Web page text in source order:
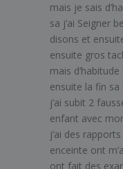
mais je sais
sa j’ai Seigner
disons et
ensuite gros
mais
ensuite la fin
j’ai subit 2
enfant avec
j’ai des
enceinte ont
ont fait des